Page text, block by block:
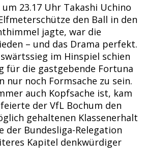
23.17 Uhr Takashi Uchino
den Ball in den
jagte, war die
– und das Drama perfekt.
im Hinspiel schien
für die gastgebende Fortuna
nur noch Formsache zu sein.
auch Kopfsache ist, kam
der VfL Bochum den
gehaltenen Klassenerhalt
der Bundesliga-Relegation
Kapitel denkwürdiger